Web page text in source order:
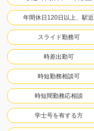
年間休日120日以上、駅近
スライド勤務可
時差出勤可
時短勤務相談可
時短間勤務応相談
学士号を有する方